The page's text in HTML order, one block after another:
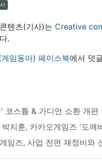
텐츠(기사)는 Creative
.
임동아) 페이스북에서 덧
코스튬 & 가디언 소환 개편
지훈, 카카오게임즈 '도깨
임즈, 사업 전면 재정비와